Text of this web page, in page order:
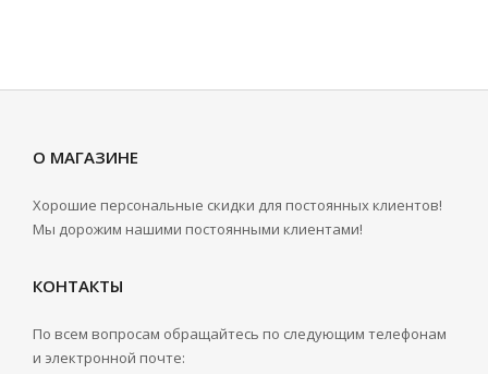
О МАГАЗИНЕ
Хорошие персональные скидки для постоянных клиентов!
Мы дорожим нашими постоянными клиентами!
КОНТАКТЫ
По всем вопросам обращайтесь по следующим телефонам
и электронной почте: